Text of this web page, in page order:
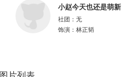
也还是萌新 姜子翰@忠肝义胆老Tom 康潇文@
小赵今天也还是萌新
社团： 无
饰演： 林正韬